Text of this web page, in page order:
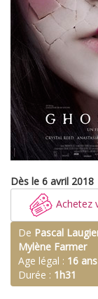
Dès le 6 avril 2018
Achetez
De Pascal
Mylène Farmer
Age légal : 16
Durée : 1h31